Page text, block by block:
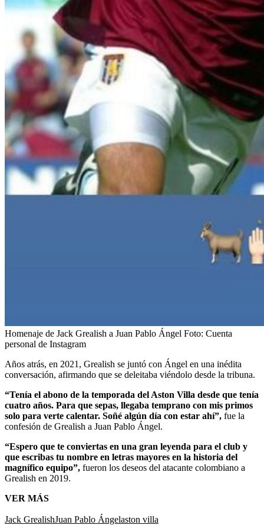
Homenaje de Jack Grealish a Juan Pablo Ángel Foto: Cuenta
personal de Instagram
Años atrás, en 2021, Grealish se juntó con Ángel en una inédita
conversación, afirmando que se deleitaba viéndolo desde la tribuna.
“Tenía el abono de la temporada del Aston Villa desde que tenía
cuatro años. Para que sepas, llegaba temprano con mis primos
solo para verte calentar. Soñé algún día con estar ahí”, fue la
confesión de Grealish a Juan Pablo Ángel.
“Espero que te conviertas en una gran leyenda para el club y
que escribas tu nombre en letras mayores en la historia del
magnífico equipo”, fueron los deseos del atacante colombiano a
Grealish en 2019.
VER MÁS
Jack GrealishJuan Pablo Ángelaston villa